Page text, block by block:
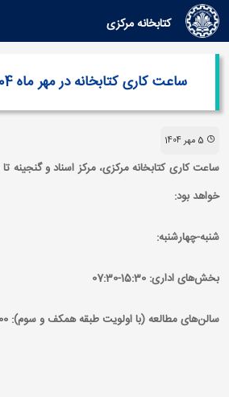
کتابخانه مرکزی
ساعت كاری كتابخانه در مهر ماه 1404
5 مهر 1404
خواهد بود:
شنبه-چهارشنبه:
بخش‌های اداری: 15:30-07:30
سالن‌های مطالعه (با اولويت طبقه همكف و سوم): 20:00-07:30